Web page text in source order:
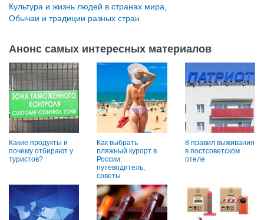
Культура и жизнь людей в странах мира
Обычаи и традиции разных стран
Анонс самых интересных материалов
Какие продукты и
почему отбирают у
туристов?
Как выбрать
пляжный курорт в
России:
путеводитель,
советы
8 правил выживания
в постсоветском
отеле